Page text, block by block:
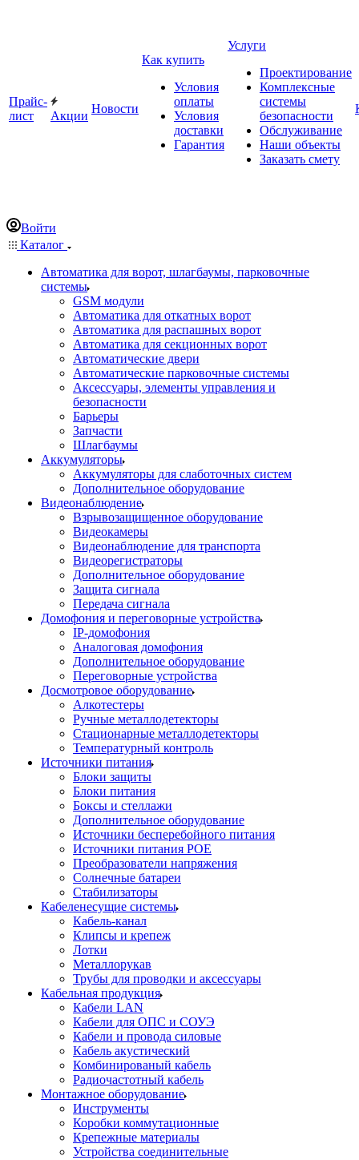
Прайс-
лист
Акции
Новости
Как купить
Условия
оплаты
Условия
доставки
Гарантия
Услуги
Проектирование
Комплексные
системы
безопасности
Обслуживание
Наши объекты
Заказать смету
Войти
Каталог
Автоматика для ворот, шлагбаумы, парковочные
системы
GSM модули
Автоматика для откатных ворот
Автоматика для распашных ворот
Автоматика для секционных ворот
Автоматические двери
Автоматические парковочные системы
Аксессуары, элементы управления и
безопасности
Барьеры
Запчасти
Шлагбаумы
Аккумуляторы
Аккумуляторы для слаботочных систем
Дополнительное оборудование
Видеонаблюдение
Взрывозащищенное оборудование
Видеокамеры
Видеонаблюдение для транспорта
Видеорегистраторы
Дополнительное оборудование
Защита сигнала
Передача сигнала
Домофония и переговорные устройства
IP-домофония
Аналоговая домофония
Дополнительное оборудование
Переговорные устройства
Досмотровое оборудование
Алкотестеры
Ручные металлодетекторы
Стационарные металлодетекторы
Температурный контроль
Источники питания
Блоки защиты
Блоки питания
Боксы и стеллажи
Дополнительное оборудование
Источники бесперебойного питания
Источники питания POE
Преобразователи напряжения
Солнечные батареи
Стабилизаторы
Кабеленесущие системы
Кабель-канал
Клипсы и крепеж
Лотки
Металлорукав
Трубы для проводки и аксессуары
Кабельная продукция
Кабели LAN
Кабели для ОПС и СОУЭ
Кабели и провода силовые
Кабель акустический
Комбинированый кабель
Радиочастотный кабель
Монтажное оборудование
Инструменты
Коробки коммутационные
Крепежные материалы
Устройства соединительные